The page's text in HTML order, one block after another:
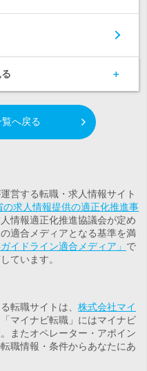
へ戻る
営する転職・求人情報サイト
の求人情報提供の適正化推進事
情報適正化推進協議会が定め
適合メディアとなる基準を満
イドライン適合メディア」 で
ています。
転職サイトは、 株式会社マイ
マイナビ転職」にはマイナビ
またオペレーター・アポイン
職情報・条件からあなたにあ